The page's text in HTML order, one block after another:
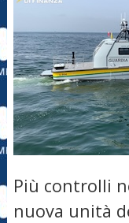
Più controlli
nuova unità